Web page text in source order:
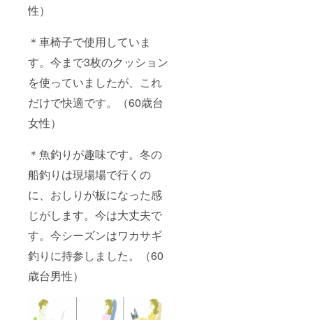
性）
＊車椅子で使用していま
す。今まで3枚のクッション
を使っていましたが、これ
だけで快適です。（60歳台
女性）
＊魚釣りが趣味です。冬の
船釣りは現場場で行くの
に、おしりが板になった感
じがします。今は大丈夫で
す。今シーズンはワカサギ
釣りに持参しました。（60
歳台男性）